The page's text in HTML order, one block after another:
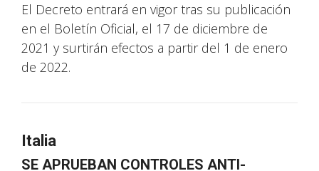
El Decreto entrará en vigor tras su publicación
en el Boletín Oficial, el 17 de diciembre de
2021 y surtirán efectos a partir del 1 de enero
de 2022.
Italia
SE APRUEBAN CONTROLES ANTI-